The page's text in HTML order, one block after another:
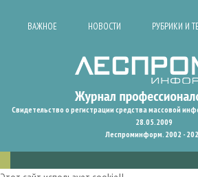
ВАЖНОЕ НОВОСТИ РУБРИКИ И
Свидетельство о регистрации средства массовой
28.05.2009
Леспроминформ. 2002 -